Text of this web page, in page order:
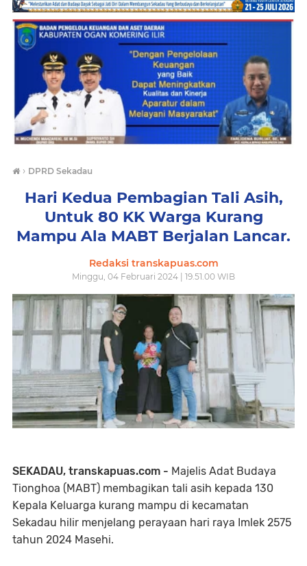
› DPRD Sekadau
Hari Kedua Pembagian Tali Asih,
Untuk 80 KK Warga Kurang
Mampu Ala MABT Berjalan Lancar.
Redaksi transkapuas.com
Minggu, 04 Februari 2024 | 19.51.00 WIB
SEKADAU, transkapuas.com - Majelis Adat Budaya
Tionghoa (MABT) membagikan tali asih kepada 130
Kepala Keluarga kurang mampu di kecamatan
Sekadau hilir menjelang perayaan hari raya Imlek 2575
tahun 2024 Masehi.